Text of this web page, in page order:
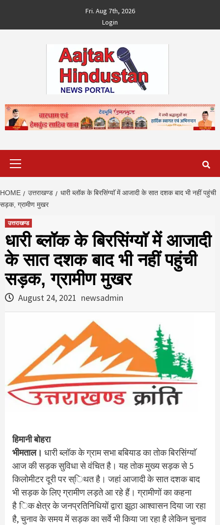
content
Fri. Aug 7th, 2026
Login
HOME उत्तराखण्ड
धारी ब्लॉक के बिरसिंग्याॅ में आजादी के सात दशक बाद भी नहीं पहुंची
सड़क, ग्रामीण मुखर
उत्तराखण्ड
धारी ब्लॉक के बिरसिंग्याॅ में आजादी
के सात दशक बाद भी नहीं पहुंची
सड़क, ग्रामीण मुखर
August 24, 2021 newsadmin
हिमानी बोहरा
भीमताल। धारी ब्लॉक के ग्राम सभा बबियाड का तोक बिरसिंग्याॅ
आज की सड़क सुविधा से वंचित है। यह तोक मुख्य सड़क से 5
किलोमीटर दूरी पर स्िथत है। जहां आजादी के सात दशक बाद
भी सड़क के लिए ग्रामीण लड़ते आ रहे हैं। ग्रामीणों का कहना
है िक क्षेत्र के जनप्रतिनिधियों द्वारा झूठा आश्वासन दिया जा रहा
है, चुनाव के समय में सड़क का सर्वे भी किया जा रहा है लेकिन चुनाव